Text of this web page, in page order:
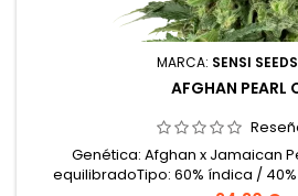
MARCA: SENSI
AFGHAN PEARL
Genética: Afghan x Jamaican
equilibradoTipo: 60% índica /